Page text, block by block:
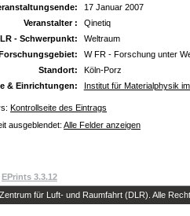
17 Januar 2007
Veranstalter :
Qinetiq
- Schwerpunkt:
Weltraum
W FR - Forschung unter
Standort:
Köln-Porz
& Einrichtungen:
Institut für Materialphysik
Kontrollseite des Eintrags
ausgeblendet: Alle Felder anzeigen
EPrints 3.3.12
für Luft- und Raumfahrt (DLR). Alle